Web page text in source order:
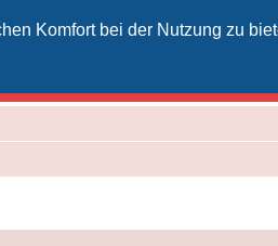
Komfort bei der Nutzung zu